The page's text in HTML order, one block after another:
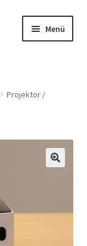
Menü
Projektor /